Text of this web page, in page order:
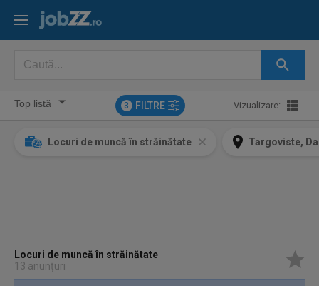
3 FILTRE Vizualizare:
Locuri de muncă în străinătate Targoviste,
Locuri de muncă în străinătate
13 anunțuri